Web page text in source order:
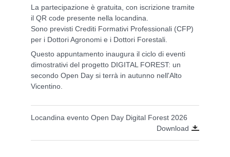
La partecipazione è gratuita, con iscrizione tramite
il QR code presente nella locandina.
Sono previsti Crediti Formativi Professionali (CFP)
per i Dottori Agronomi e i Dottori Forestali.
Questo appuntamento inaugura il ciclo di eventi
dimostrativi del progetto DIGITAL FOREST: un
secondo Open Day si terrà in autunno nell'Alto
Vicentino.
Locandina evento Open Day Digital Forest 2026
Download